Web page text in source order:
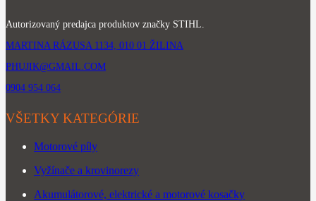
Autorizovaný predajca produktov značky STIHL.
MARTINA RÁZUSA 1134, 010 01 ŽILINA
PHUJIK@GMAIL.COM
0904 954 064
VŠETKY KATEGÓRIE
Motorové píly
Vyžínače a krovinorezy
Akumulátorové, elektrické a motorové kosačky